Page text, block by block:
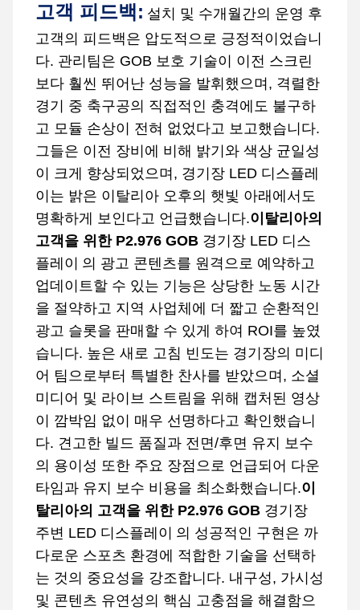
고객 피드백: 설치 및 수개월간의 운영 후
고객의 피드백은 압도적으로 긍정적이었습니
다. 관리팀은 GOB 보호 기술이 이전 스크린
보다 훨씬 뛰어난 성능을 발휘했으며, 격렬한
경기 중 축구공의 직접적인 충격에도 불구하
고 모듈 손상이 전혀 없었다고 보고했습니다.
그들은 이전 장비에 비해 밝기와 색상 균일성
이 크게 향상되었으며, 경기장 LED 디스플레
이는 밝은 이탈리아 오후의 햇빛 아래에서도
명확하게 보인다고 언급했습니다.이탈리아의
고객을 위한 P2.976 GOB 경기장 LED 디스
플레이
의 광고 콘텐츠를 원격으로 예약하고
업데이트할 수 있는 기능은 상당한 노동 시간
을 절약하고 지역 사업체에 더 짧고 순환적인
광고 슬롯을 판매할 수 있게 하여 ROI를 높였
습니다. 높은 새로 고침 빈도는 경기장의 미디
어 팀으로부터 특별한 찬사를 받았으며, 소셜
미디어 및 라이브 스트림을 위해 캡처된 영상
이 깜박임 없이 매우 선명하다고 확인했습니
다. 견고한 빌드 품질과 전면/후면 유지 보수
의 용이성 또한 주요 장점으로 언급되어 다운
타임과 유지 보수 비용을 최소화했습니다.이
탈리아의 고객을 위한 P2.976 GOB 경기장
주변 LED 디스플레이
의 성공적인 구현은 까
다로운 스포츠 환경에 적합한 기술을 선택하
는 것의 중요성을 강조합니다. 내구성, 가시성
및 콘텐츠 유연성의 핵심 고충점을 해결함으